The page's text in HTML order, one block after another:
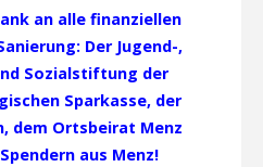
an alle finanziellen
Der Jugend-,
Sozialstiftung der
Sparkasse, der
dem Ortsbeirat Menz
aus Menz!